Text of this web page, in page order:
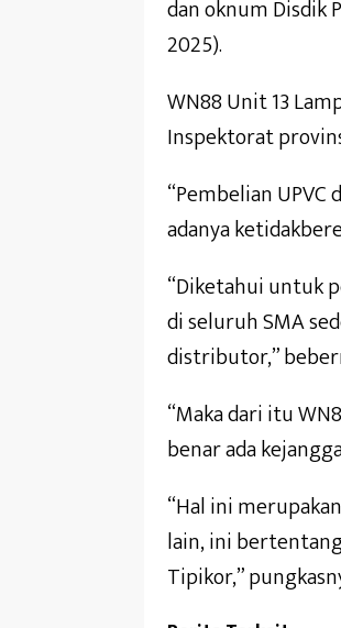
dan oknum Disdik
2025).
WN88 Unit 13
Inspektorat
“Pembelian
adanya
“Diketahui untuk
di seluruh SMA
distributor,”
“Maka dari itu
benar ada
“Hal ini
lain, ini
Tipikor,”